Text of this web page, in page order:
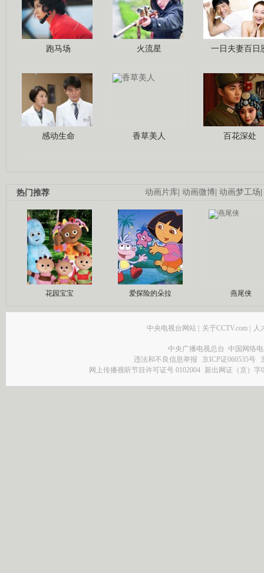
跑马场 火流星 一日夫妻百日
感动生命 香草美人 百花深处
动画片库| 动画微博| 动画梦工场|
热门推荐
花园宝宝 爱探险的朵拉 燕尾侠
中央电视台网站 | 关于CCTV.com | 人
中央广播电视总台 中国网络
违法和不良信息举报
京ICP证060535号
网上传播视听节目许可证号 0102004 新出网证（京）